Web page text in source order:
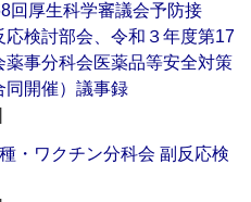
厚生科学審議会予防接
検討部会、令和３年度第17
薬事分科会医薬品等安全対策
同開催）議事録
・ワクチン分科会 副反応検